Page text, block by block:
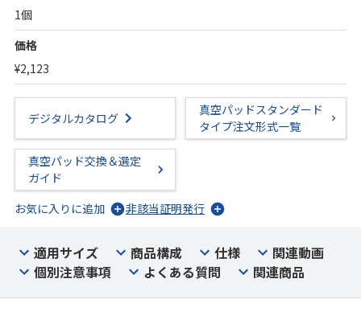
1個
価格
¥2,123
デジタルカタログ
真空パッドスタンダード
タイプ注文形式一覧
真空パッド交換＆選定
ガイド
お気に入りに追加
非該当証明発行
適用サイズ 商品構成 仕様
関連動画
個別注意事項
よくある質問 関連商品